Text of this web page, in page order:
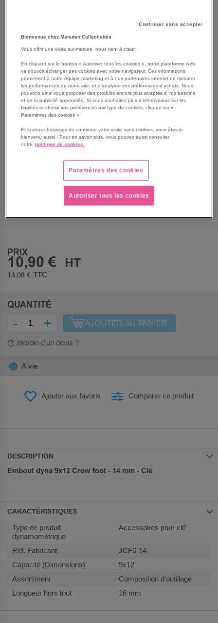
SKIP
BEGINNING
IMAGES
GALLERY
Les avantages
Embout dyna 9x12 Crow foot.
Il est forgé en acier au chrome vanadium.
Utilisable avec tous les modèles de clés
3/8''.
Il nécessite cependant un ajustage des valeurs de
Voir le descriptif complet
PRIX
10,90 €
13,08 €
QUANTITÉ
- + AJOUTER AU PANIER
Besoin d’un devis ?
Ajouter aux favoris Comparer ce produit
A vie
DESCRIPTION
Embout dyna 9x12 Crow foot - 14 mm - Clé
CARACTÉRISTIQUES
Plus
d’information
Accessoires pour clé
dynamométrique
JCF0-14
9x12
Composition d'outillage
16 mm
Continuer sans accepter
Bienvenue chez Manutan Collectivités
Vous offrir une visite sur-mesure, nous tient à cœur !
En cliquant sur le bouton « Autoriser tous les cookies », notre plateforme web
va pouvoir échanger des cookies avec votre navigateur. Ces informations
permettent à notre équipe marketing et à nos partenaires internet de mesurer
les performances de notre site, et d'analyser vos préférences d'achats. Nous
pouvons ainsi vous proposer des produits encore plus adaptés à vos besoins
et de la publicité appropriée. Si vous souhaitez plus d'informations sur les
finalités et choisir vos préférences par type de cookies, cliquez sur «
Paramètres des cookies ».
Et si vous choisissez de continuer votre visite sans cookies, vous êtes le
bienvenu aussi ! Pour en savoir plus, vous pouvez aussi consulter
notre politique de cookies.
Paramètres des cookies
Autoriser tous les cookies